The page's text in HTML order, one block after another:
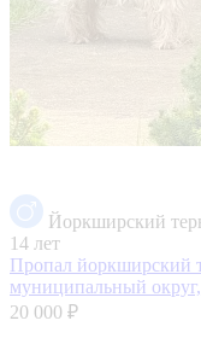
Йоркширский
14 лет
Пропал йоркширский
муниципальный
20 000 ₽